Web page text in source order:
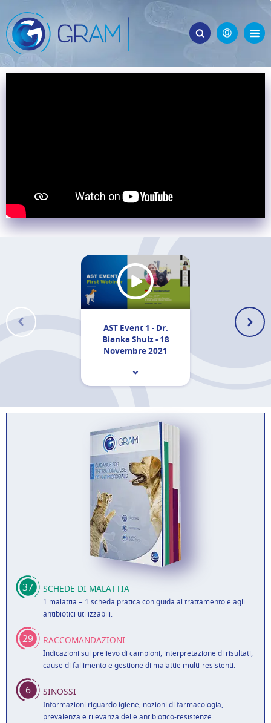
AST Event 1 - Dr.
Bianka Shulz - 18
Novembre 2021
37 SCHEDE DI MALATTIA
1 malattia = 1 scheda pratica con guida al trattamento e agli
antibiotici utilizzabili.
29 RACCOMANDAZIONI
Indicazioni sul prelievo di campioni, interpretazione di risultati,
cause di fallimento e gestione di malattie multi-resistenti.
6 SINOSSI
Informazioni riguardo igiene, nozioni di farmacologia,
prevalenza e rilevanza delle antibiotico-resistenze.